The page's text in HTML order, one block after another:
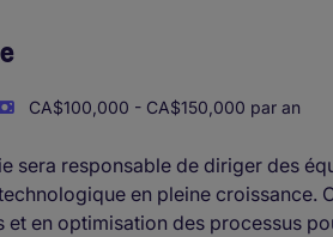
CA$100,000 - CA$150,000 par an
sera responsable de diriger des
en pleine croissance.
et en optimisation des processus